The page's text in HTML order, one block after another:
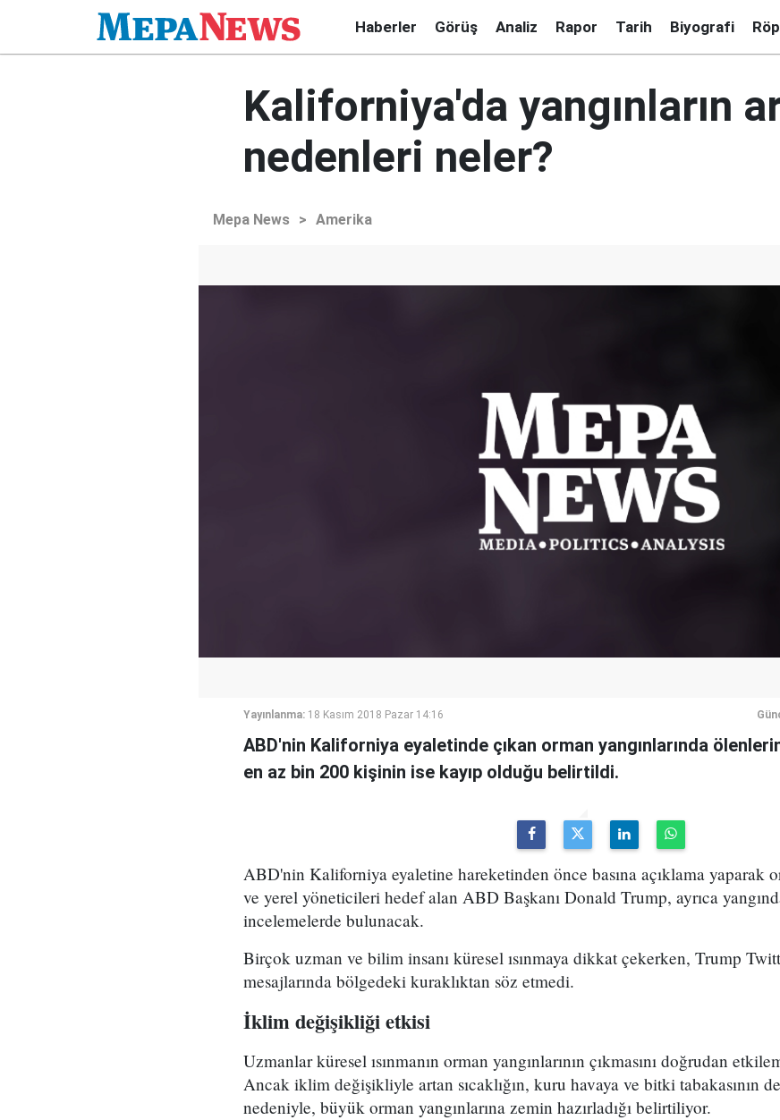
Haberler Görüş Analiz Rapor Tarih Biyografi
Kaliforniya'da yangınların
nedenleri neler?
Mepa News > Amerika
Yayınlanma: 18 Kasım 2018 Pazar 14:16
ABD'nin Kaliforniya eyaletinde çıkan orman yangınlarında
en az bin 200 kişinin ise kayıp olduğu belirtildi.
ABD'nin Kaliforniya eyaletine hareketinden önce basına açıklama yaparak
ve yerel yöneticileri hedef alan ABD Başkanı Donald Trump, ayrıca
incelemelerde bulunacak.
Birçok uzman ve bilim insanı küresel ısınmaya dikkat çekerken, Trump
mesajlarında bölgedeki kuraklıktan söz etmedi.
İklim değişikliği etkisi
Uzmanlar küresel ısınmanın orman yangınlarının çıkmasını doğrudan
Ancak iklim değişikliyle artan sıcaklığın, kuru havaya ve bitki tabakasının
nedeniyle, büyük orman yangınlarına zemin hazırladığı belirtiliyor.